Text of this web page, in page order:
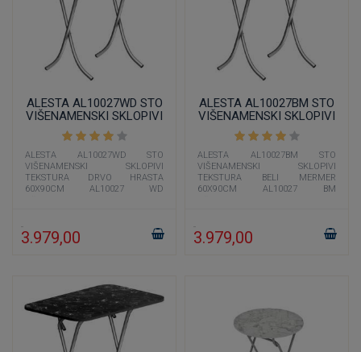
ALESTA AL10027WD STO
VIŠENAMENSKI SKLOPIVI
TEKSTURA DRVO HRASTA
60X90CM
ALESTA AL10027WD STO
VIŠENAMENSKI SKLOPIVI
TEKSTURA DRVO HRASTA
60X90CM AL10027 WD
3.979,00
ALESTA AL10027BM STO
VIŠENAMENSKI SKLOPIVI
TEKSTURA BELI MERMER
60X90CM
ALESTA AL10027BM STO
VIŠENAMENSKI SKLOPIVI
TEKSTURA BELI MERMER
60X90CM AL10027 BM
3.979,00